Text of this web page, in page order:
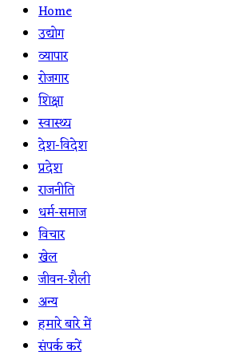
Home
उद्योग
व्यापार
रोजगार
शिक्षा
स्वास्थ्य
देश-विदेश
प्रदेश
राजनीति
धर्म-समाज
विचार
खेल
जीवन-शैली
अन्य
हमारे बारे में
संपर्क करें